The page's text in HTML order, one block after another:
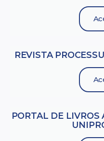
REVISTA
PORTAL DE LIVROS